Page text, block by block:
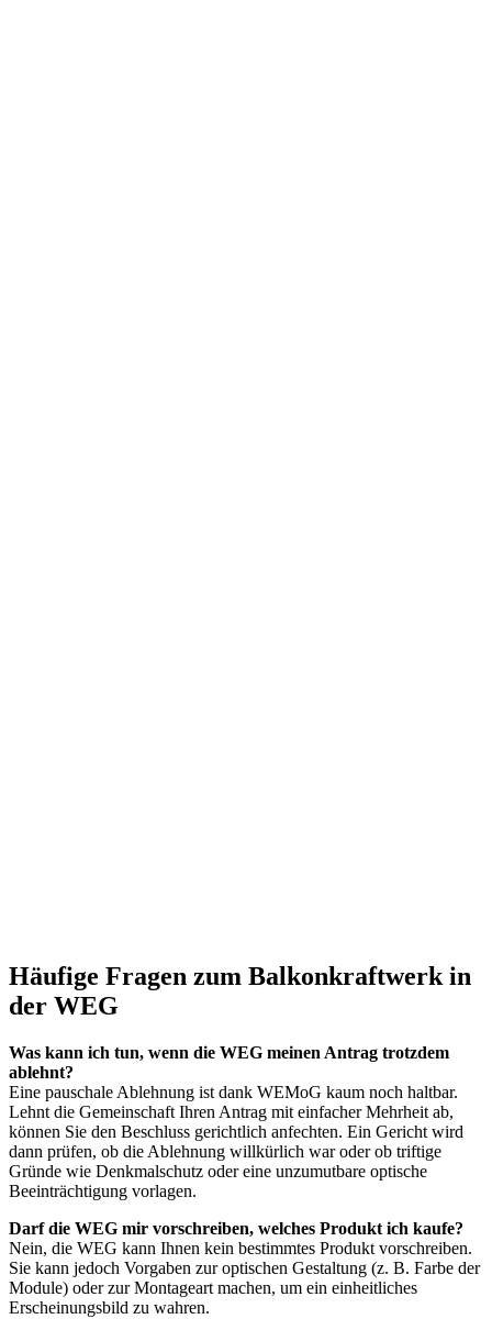
Häufige Fragen zum Balkonkraftwerk in
der WEG
Was kann ich tun, wenn die WEG meinen Antrag trotzdem
ablehnt?
Eine pauschale Ablehnung ist dank WEMoG kaum noch haltbar.
Lehnt die Gemeinschaft Ihren Antrag mit einfacher Mehrheit ab,
können Sie den Beschluss gerichtlich anfechten. Ein Gericht wird
dann prüfen, ob die Ablehnung willkürlich war oder ob triftige
Gründe wie Denkmalschutz oder eine unzumutbare optische
Beeinträchtigung vorlagen.
Darf die WEG mir vorschreiben, welches Produkt ich kaufe?
Nein, die WEG kann Ihnen kein bestimmtes Produkt vorschreiben.
Sie kann jedoch Vorgaben zur optischen Gestaltung (z. B. Farbe der
Module) oder zur Montageart machen, um ein einheitliches
Erscheinungsbild zu wahren.